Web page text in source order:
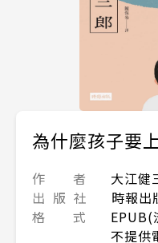
為什麼孩子要
作 者
大江健
出 版 社
時報出
格 式
EPUB(
不提供